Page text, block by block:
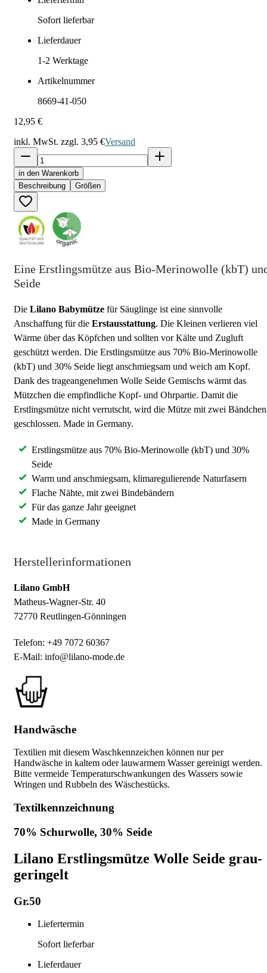
Sofort lieferbar
Lieferdauer
1-2 Werktage
Artikelnummer
8669-41-050
12,95 €
inkl. MwSt. zzgl. 3,95 €Versand
in den Warenkorb
Beschreibung
Größen
Eine Erstlingsmütze aus Bio-Merinowolle (kbT)
Seide
Die Lilano Babymütze für Säuglinge ist eine sinnvolle
Anschaffung für die Erstausstattung. Die Kleinen verlieren viel
Wärme über das Köpfchen und sollten vor Kälte und Zugluft
geschützt werden. Die Erstlingsmütze aus 70% Bio-Merinowolle
(kbT) und 30% Seide liegt anschmiegsam und weich am Kopf.
Dank des trageangenehmen Wolle Seide Gemischs wärmt das
Mützchen die empfindliche Kopf- und Ohrpartie. Damit die
Erstlingsmütze nicht verrutscht, wird die Mütze mit zwei Bändchen
geschlossen. Made in Germany.
Erstlingsmütze aus 70% Bio-Merinowolle (kbT) und 30%
Seide
Warm und anschmiegsam, klimaregulierende Naturfasern
Flache Nähte, mit zwei Bindebändern
Für das ganze Jahr geeignet
Made in Germany
Herstellerinformationen
Lilano GmbH
Matheus-Wagner-Str. 40
72770 Reutlingen-Gönningen
Telefon: +49 7072 60367
E-Mail: info@lilano-mode.de
Handwäsche
Textilien mit diesem Waschkennzeichen können nur per
Handwäsche in kaltem oder lauwarmem Wasser gereinigt werden.
Bitte vermeide Temperaturschwankungen des Wassers sowie
Wringen und Rubbeln des Wäschestücks.
Textilkennzeichnung
70% Schurwolle, 30% Seide
Lilano Erstlingsmütze Wolle Seide grau-
geringelt
Gr.50
Liefertermin
Sofort lieferbar
Lieferdauer